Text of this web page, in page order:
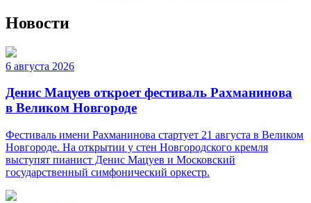
Новости
6 августа 2026
Денис Мацуев откроет фестиваль Рахманинова
в Великом Новгороде
Фестиваль имени Рахманинова стартует 21 августа в Великом
Новгороде. На открытии у стен Новгородского кремля
выступят пианист Денис Мацуев и Московский
государственный симфонический оркестр.